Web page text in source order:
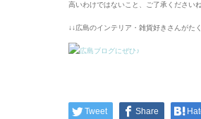
高いわけではないこと、ご了承くださいね
↓↓広島のインテリア・雑貨好きさんがた
Tweet Share